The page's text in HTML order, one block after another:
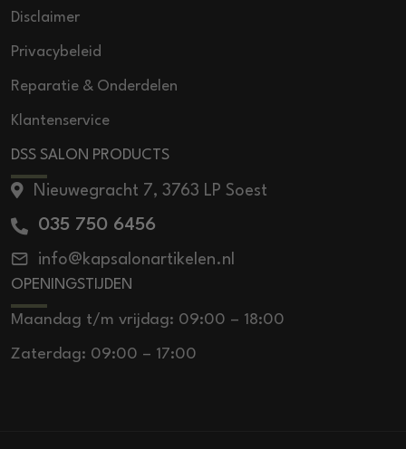
Disclaimer
Privacybeleid
Reparatie & Onderdelen
Klantenservice
DSS SALON PRODUCTS
Nieuwegracht 7, 3763 LP Soest
035 750 6456
info@kapsalonartikelen.nl
OPENINGSTIJDEN
Maandag t/m vrijdag: 09:00 – 18:00
Zaterdag: 09:00 – 17:00